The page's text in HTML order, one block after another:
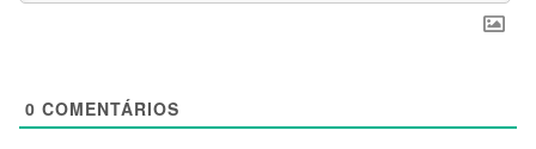
0 COMENTÁRIOS